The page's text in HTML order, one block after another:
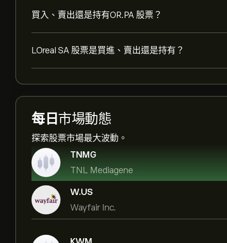
買入、賣出還是持有OR.PA 股票？
LOreal SA 股票是買進、賣出還是持有？
每日 市場動態
探索股票市場最大波動。
TNMG
TNL Mediagene
W.US
Wayfair Inc.